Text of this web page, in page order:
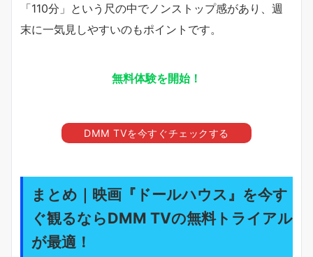
「110分」という尺の中でノンストップ感があり、週
末に一気見しやすいのもポイントです。
無料体験を開始！
DMM TVを今すぐチェックする
まとめ｜映画『ドールハウス』を今す
ぐ観るならDMM TVの無料トライアル
が最適！